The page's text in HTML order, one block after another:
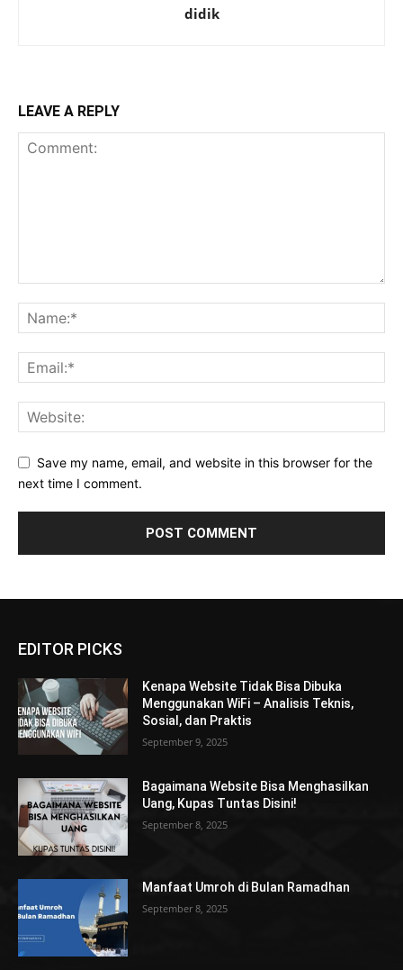
didik
LEAVE A REPLY
Save my name, email, and website in this browser for the
next time I comment.
EDITOR PICKS
Kenapa Website Tidak Bisa Dibuka
Menggunakan WiFi – Analisis Teknis,
Sosial, dan Praktis
September 9, 2025
Bagaimana Website Bisa Menghasilkan
Uang, Kupas Tuntas Disini!
September 8, 2025
Manfaat Umroh di Bulan Ramadhan
September 8, 2025